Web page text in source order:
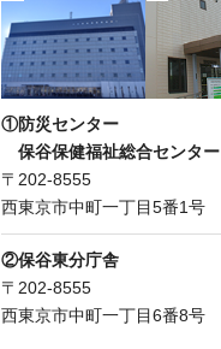
①防災センター
保谷保健福祉総合センター
〒202-8555
西東京市中町一丁目5番1号
②保谷東分庁舎
〒202-8555
西東京市中町一丁目6番8号